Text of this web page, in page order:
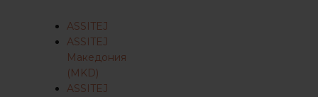
ASSITEJ
ASSITEJ
Македония
(MKD)
ASSITEJ